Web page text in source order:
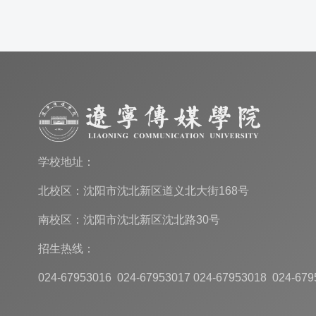
学校地址：
北校区：沈阳市沈北新区道义北大街168号
南校区：沈阳市沈北新区沈北路30号
招生热线：
024-67953016 024-67953017 024-67953018 024-